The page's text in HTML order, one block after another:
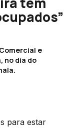
e
no dia do
para estar